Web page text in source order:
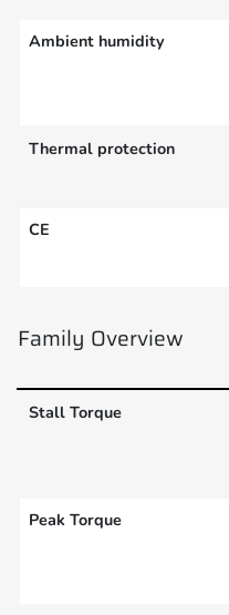
Ambient humidity
Thermal protection
CE
Family Overview
Stall Torque
Peak Torque